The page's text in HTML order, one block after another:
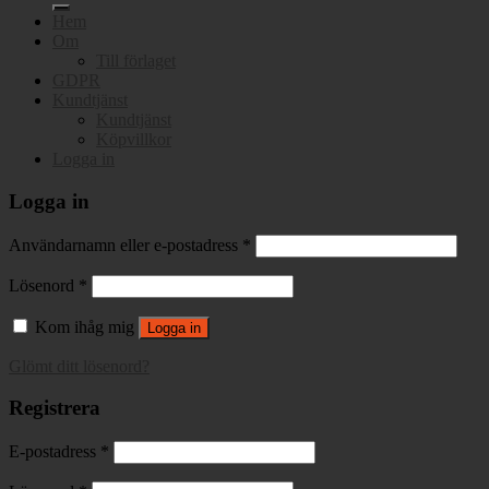
Logga in
Användarnamn eller e-postadress *
Lösenord *
Kom ihåg mig Logga in
Registrera
E-postadress *